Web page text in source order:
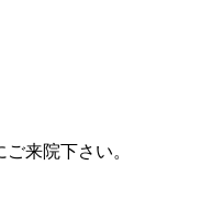
来院下さい。